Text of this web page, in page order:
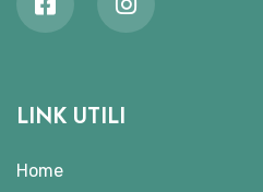
LINK UTILI
Home